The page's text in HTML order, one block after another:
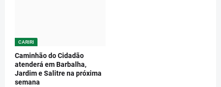
CARIRI
Caminhão do Cidadão
atenderá em Barbalha,
Jardim e Salitre na próxima
semana